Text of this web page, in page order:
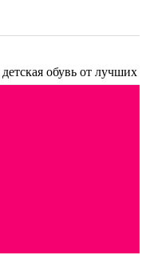
детская обувь от лучших